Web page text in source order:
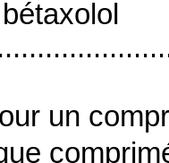
un